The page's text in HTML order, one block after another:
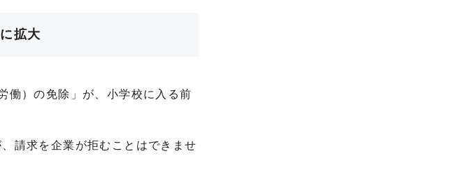
拡大
働）の免除」が、小学校に入る前
請求を企業が拒むことはできませ